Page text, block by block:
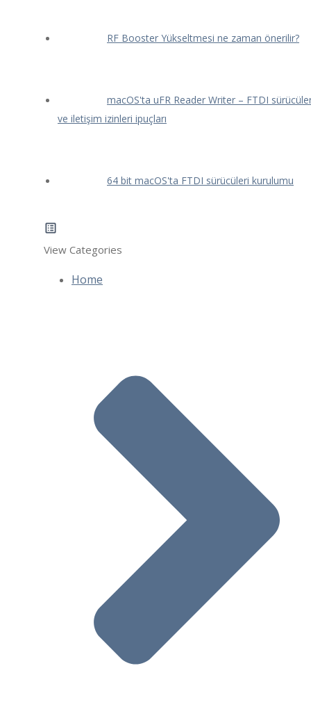
RF Booster Yükseltmesi ne zaman önerilir?
macOS'ta uFR Reader Writer – FTDI
ve iletişim izinleri ipuçları
64 bit macOS'ta FTDI sürücüleri kurulumu
View Categories
Home